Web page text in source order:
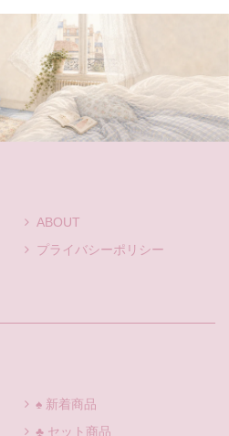
ABOUT
プライバシーポリシー
♠ 新着商品
♣ セット商品